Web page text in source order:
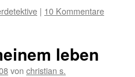
| 10 Kommentare
leben
von christian s.